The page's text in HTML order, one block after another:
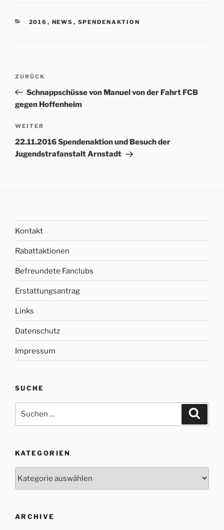
KATEGORIEN
2016 , NEWS , SPENDENAKTION
Beitrags-
Vorheriger
Beitrag
ZURÜCK
Schnappschüsse von Manuel von der Fahrt FCB
gegen Hoffenheim
Nächster
Beitrag
WEITER
22.11.2016 Spendenaktion und Besuch der
Jugendstrafanstalt Arnstadt
Kontakt
Rabattaktionen
Befreundete Fanclubs
Erstattungsantrag
Links
Datenschutz
Impressum
SUCHE
nach:
KATEGORIEN
ARCHIVE